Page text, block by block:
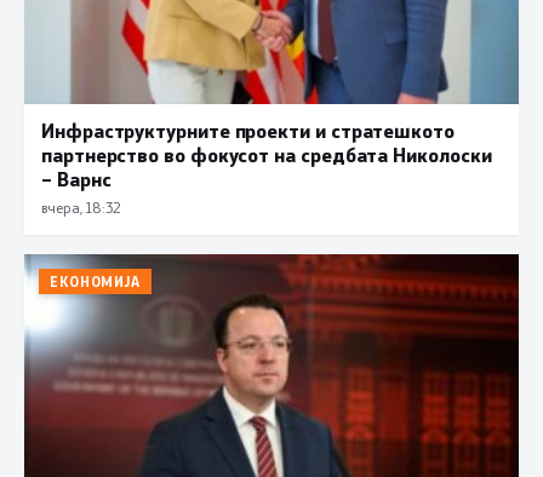
Инфраструктурните проекти и стратешкото
партнерство во фокусот на средбата Николоски
– Варнс
вчера, 18:32
ЕКОНОМИЈА